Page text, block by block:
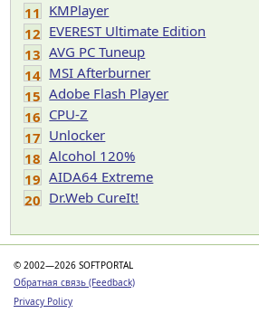
11 KMPlayer
12 EVEREST Ultimate Edition
13 AVG PC Tuneup
14 MSI Afterburner
15 Adobe Flash Player
16 CPU-Z
17 Unlocker
18 Alcohol 120%
19 AIDA64 Extreme
20 Dr.Web CureIt!
© 2002—2026 SOFTPORTAL
Обратная связь (Feedback)
Privacy Policy